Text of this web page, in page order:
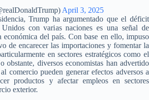
April 3, 2025
Trump ha argumentado que el déficit
con varias naciones es una señal de
económica del país. Con base en ello, impuso
de encarecer las importaciones y fomentar la
en sectores estratégicos como el
obstante, diversos economistas han advertido
comercio pueden generar efectos adversos a
productos y afectar empleos en sectores
exterior.